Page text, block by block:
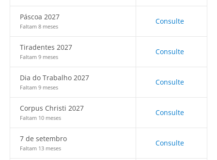
Páscoa 2027
Faltam 8 meses
Consulte
Tiradentes 2027
Faltam 9 meses
Consulte
Dia do Trabalho 2027
Faltam 9 meses
Consulte
Corpus Christi 2027
Faltam 10 meses
Consulte
7 de setembro
Faltam 13 meses
Consulte